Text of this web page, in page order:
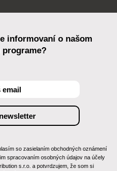
informovaní o našom
so zasielaním obchodných oznámení
spracovaním osobných údajov na účely
s.r.o. a potvrdzujem, že som si